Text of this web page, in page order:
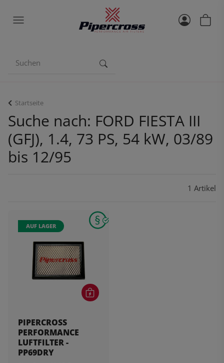
Startseite
Suche nach: FORD FIESTA III
(GFJ), 1.4, 73 PS, 54 kW, 03/89
bis 12/95
1 Artikel
AUF LAGER
PIPERCROSS
PERFORMANCE
LUFTFILTER -
PP69DRY